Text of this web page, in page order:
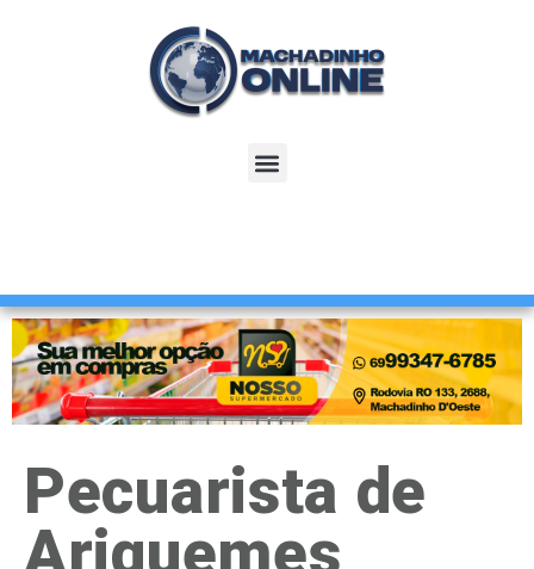
Pecuarista de
Ariquemes